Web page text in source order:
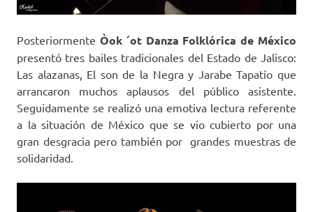
Posteriormente Òok ´ot Danza Folklórica de México
presentó tres bailes tradicionales del Estado de Jalisco:
Las alazanas, El son de la Negra y Jarabe Tapatío que
arrancaron muchos aplausos del público asistente.
Seguidamente se realizó una emotiva lectura referente
a la situación de México que se vio cubierto por una
gran desgracia pero también por grandes muestras de
solidaridad.